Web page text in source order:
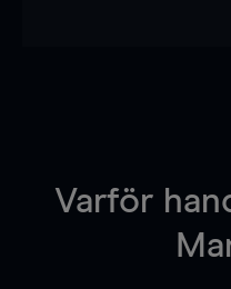
Varför